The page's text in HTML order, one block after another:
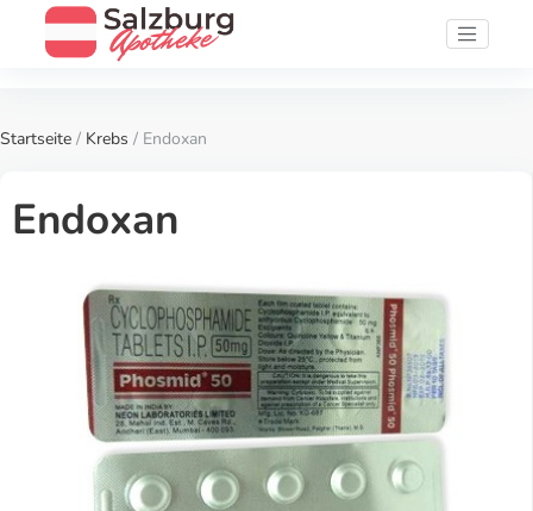
Startseite / Krebs / Endoxan
Endoxan